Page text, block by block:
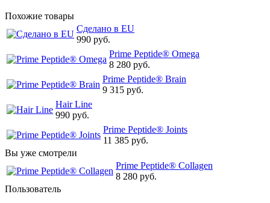
Похожие товары
Сделано в EU
990 руб.
Prime Peptide® Omega
8 280 руб.
Prime Peptide® Brain
9 315 руб.
Hair Line
990 руб.
Prime Peptide® Joints
11 385 руб.
Вы уже смотрели
Prime Peptide® Collagen
8 280 руб.
Пользователь